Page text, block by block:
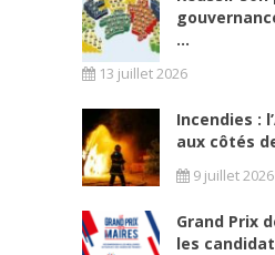
...
13 juillet 2026
Incendies :
aux côtés
9 juillet 2026
Grand Prix
les